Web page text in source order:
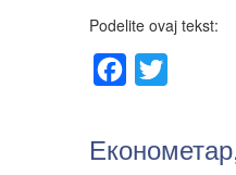
Podelite ovaj tekst:
Facebook